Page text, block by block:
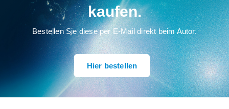
kaufen.
Bestellen Sie diese per E-Mail direkt beim Autor.
Hier bestellen